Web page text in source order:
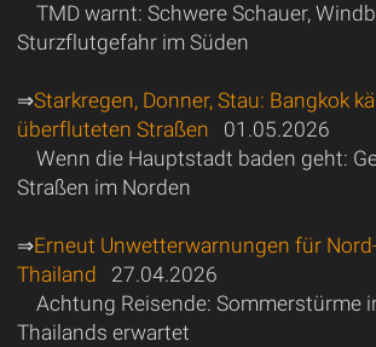
TMD warnt: Schwere Schauer,
Sturzflutgefahr im Süden
⇒Starkregen, Donner, Stau: Bangkok
überfluteten Straßen 01.05.2026
Wenn die Hauptstadt baden geht:
Straßen im Norden
⇒Erneut Unwetterwarnungen für
Thailand 27.04.2026
Achtung Reisende: Sommerstürme
Thailands erwartet